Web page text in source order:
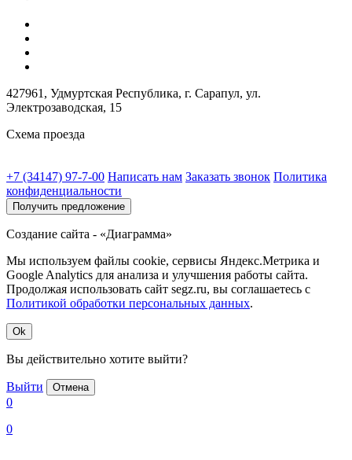
427961, Удмуртская Республика, г. Сарапул, ул.
Электрозаводская, 15
Схема проезда
+7 (34147) 97-7-00 Написать нам Заказать звонок Политика
конфиденциальности
Получить предложение
Создание сайта - «Диаграмма»
Мы используем файлы cookie, сервисы Яндекс.Метрика и
Google Analytics для анализа и улучшения работы сайта.
Продолжая использовать сайт segz.ru, вы соглашаетесь с
Политикой обработки персональных данных.
Ok
Вы действительно хотите выйти?
Выйти Отмена
0
0